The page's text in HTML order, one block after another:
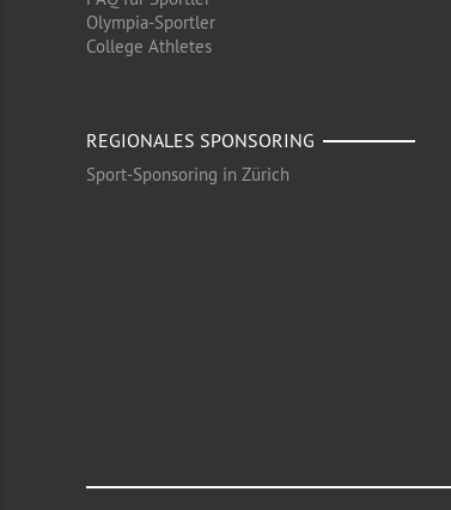
Olympia-Sportler
College Athletes
REGIONALES SPONSORING
Sport-Sponsoring in Zürich